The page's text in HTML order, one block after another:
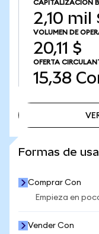
CAPITALIZACIÓN
2,10 mil
VOLUMEN DE
20,11 $
OFERTA
15,38
Formas de
Comprar Con
Empieza en
Vender Con